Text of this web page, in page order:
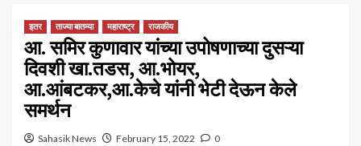
इतर ताज्या बातम्या महाराष्ट्र राजकीय
आ. समिर कुणावार यांच्या उपोषणाच्या दुसऱ्या
दिवशी खा.तडस, आ.भोयर,
आ.आंबटकर,आ.केचे यांनी भेटी देऊन केले
समर्थन
Sahasik News February 15, 2022 0